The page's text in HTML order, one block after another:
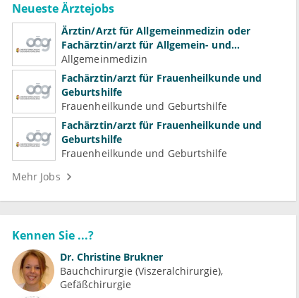
Neueste Ärztejobs
Ärztin/Arzt für Allgemeinmedizin oder
Fachärztin/arzt für Allgemein- und
Familienmedizin für Psychiatrie und
Psychotherapeutische Medizin
Allgemeinmedizin
Fachärztin/arzt für Frauenheilkunde und
Geburtshilfe
Frauenheilkunde und Geburtshilfe
Fachärztin/arzt für Frauenheilkunde und
Geburtshilfe
Frauenheilkunde und Geburtshilfe
Mehr Jobs
Kennen Sie ...?
Dr. Christine Brukner
Bauchchirurgie (Viszeralchirurgie)
Gefäßchirurgie